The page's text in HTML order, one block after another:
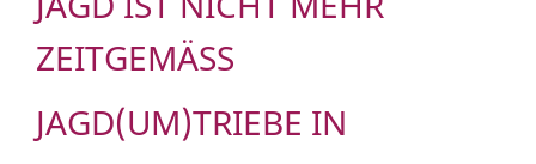
ZEITGEMÄSS
JAGD(UM)TRIEBE IN